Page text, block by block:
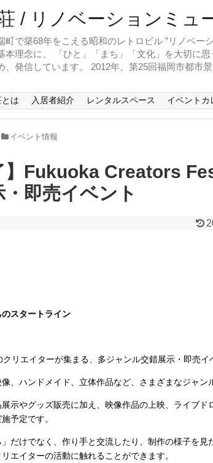
町で築68年をこえる昭和のレトロビル ”リノベー
本理念に、 「ひと」「まち」「文化」を大切に
、発信しています。 2012年、第25回福岡市都市
は 入居者紹介 レンタルスペース イベントカ
イベント情報
】Fukuoka Creators
・即売イベント
スタートライン
リエイターが集まる、多ジャンル交錯展示・即売イ
、ハンドメイド、立体作品など、さまざまなジャン
示やグッズ販売に加え、映像作品の上映、ライブド
予定です。
だけでなく、作り手と交流したり、制作の様子を見
エイターの活動に触れることができます。